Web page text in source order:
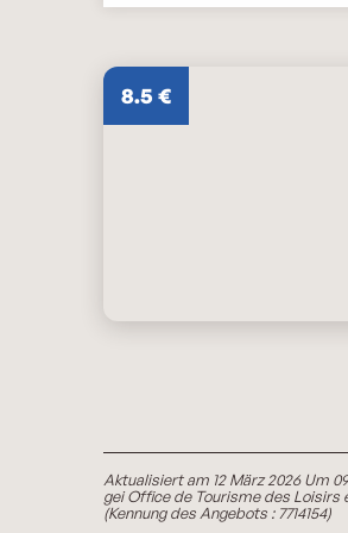
8.5 €
Aktualisiert am 12 März 2026 Um
gei Office de Tourisme des Loisirs
(Kennung des Angebots :7714154)